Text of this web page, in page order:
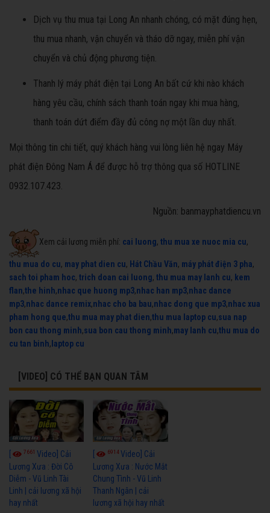
Dịch vụ thu mua tại Long An nhanh chóng, có mặt đúng hẹn,
thu mua nhanh, vận chuyển và tháo dỡ ngay, miễn phí vận
chuyển và chủ động phương tiện.
Thanh lý máy phát điện tại Long An bất cứ khi nào khách
hàng yêu cầu, chính sách thanh toán ngay khi mua hàng,
thanh toán dứt điểm đầy đủ công nợ một lần duy nhất.
Mọi thông tin chi tiết, quý khách hàng vui lòng liên hệ ngay Máy
phát điện Đông Nam Á để được hỗ trợ thông qua số HOTLINE
0932.107.423.
Nguồn: banmayphatdiencu.vn
Xem cải lương miễn phí: cai luong, thu mua xe nuoc mia cu,
thu mua do cu, may phat dien cu, Hát Chầu Văn, máy phát điện 3 pha,
sach toi pham hoc, trich doan cai luong, thu mua may lanh cu, kem
flan,the hinh,nhac que huong mp3,nhac han mp3,nhac dance
mp3,nhac dance remix,nhac cho ba bau,nhac dong que mp3,nhac xua
pham hong que,thu mua may phat dien,thu mua laptop cu,sua nap
bon cau thong minh,sua bon cau thong minh,may lanh cu,thu mua do
cu tan binh, laptop cu
[VIDEO] CÓ THỂ BẠN QUAN TÂM
7661 Video] Cải
Lương Xưa : Đời Cô
Diễm - Vũ Linh Tài
Linh | cải lương xã hội
hay nhất
6914Video] Cải
Lương Xưa : Nước Mắt
Chung Tình - Vũ Linh
Thanh Ngân | cải
lương xã hội hay nhất